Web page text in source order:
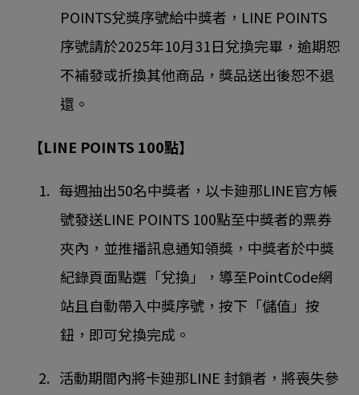
POINTS兌獎序號給中獎者，LINE POINTS
序號請於2025年10月31日兌換完畢，逾期恕
不補發或折換其他商品，獎品送出後恕不退
還。
【LINE POINTS 100點】
1. 每週抽出50名中獎者，以卡廸那LINE官方帳
號發送LINE POINTS 100點至中獎者的票券
夾內，並推播訊息通知領獎，中獎者於中獎
紀錄頁面點選「兌換」，導至PointCode網
站且自動帶入中獎序號，按下「儲值」按
鈕，即可兌換完成。
2. 活動期間內將卡廸那LINE 封鎖者，將喪失參